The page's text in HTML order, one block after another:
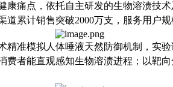
康痛点，依托自主研发的生物溶渍技术
道累计销售突破2000万支，服务用户
准模拟人体唾液天然防御机制，实
者能直观感知生物溶渍进程；以靶